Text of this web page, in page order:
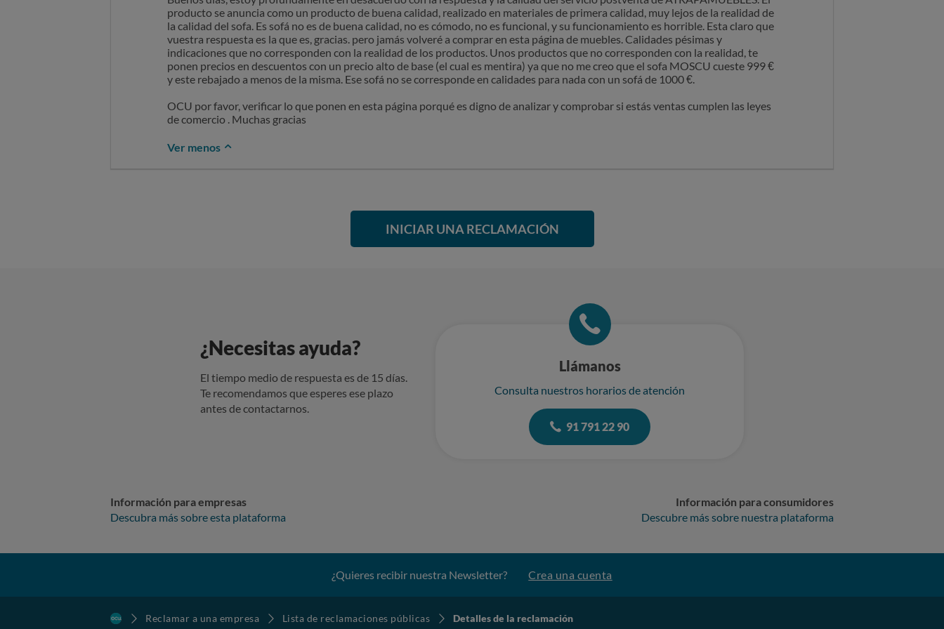
fijada a la estructura principal del sofá. Esta característica permite desplazarla y adaptarla según las necesidades y distribución
del espacio. Si al recolocarla se percibe cierta dificultad en el encaje, ello puede deberse a una falta de alineación correcta con la
base, si bien no debería requerir una fuerza excesiva para su colocación.
Asimismo, informamos de que el producto recibido se corresponde con las características, especificaciones y calidad descritas
en nuestra tienda online, no apreciándose defectos de fabricación ni anomalías en el mismo.
En caso de que el producto no se ajuste finalmente a las expectativas de la clienta, podrá ejercer su derecho de desistimiento
dentro del plazo de 14 días naturales desde la recepción del pedido, conforme a la normativa vigente y a las condiciones escidas.
Sin otro particular,
ATRAPAmuebles
producto se anuncia como un producto de buena calidad, realizado en materiales de primera calidad, muy lejos de la realidad de
la calidad del sofa. Es sofá no es de buena calidad, no es cómodo, no es funcional, y su funcionamiento es horrible. Esta claro que
vuestra respuesta es la que es, gracias. pero jamás volveré a comprar en esta página de muebles. Calidades pésimas y
indicaciones que no corresponden con la realidad de los productos. Unos productos que no corresponden con la realidad, te
ponen precios en descuentos con un precio alto de base (el cual es mentira) ya que no me creo que el sofa MOSCU cueste 999 €
y este rebajado a menos de la misma. Ese sofá no se corresponde en calidades para nada con un sofá de 1000 €.
OCU por favor, verificar lo que ponen en esta página porqué es digno de analizar y comprobar si estás ventas cumplen las leyes
de comercio . Muchas gracias
Ver menos
INICIAR UNA RECLAMACIÓN
¿Necesitas ayuda?
El tiempo medio de respuesta es de 15 días.
Te recomendamos que esperes ese plazo
antes de contactarnos.
Llámanos
Consulta nuestros horarios de atención
91 791 22 90
Información para empresas
Descubra más sobre esta plataforma
Información para consumidores
Descubre más sobre nuestra plataforma
¿Quieres recibir nuestra Newsletter? Crea una cuenta
Reclamar a una empresa Lista de reclamaciones públicas Detalles de la reclamación